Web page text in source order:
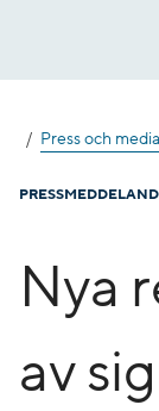
Press och media
​Nya
av